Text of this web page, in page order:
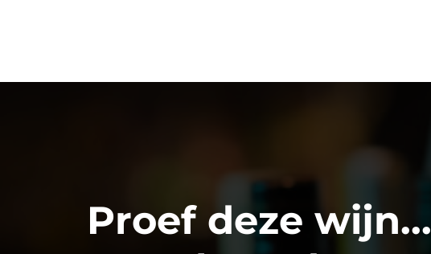
Proef deze wijn...